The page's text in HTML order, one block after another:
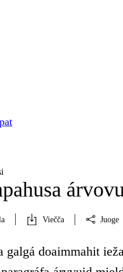
Viečča Juoge
galgá doaimmahit